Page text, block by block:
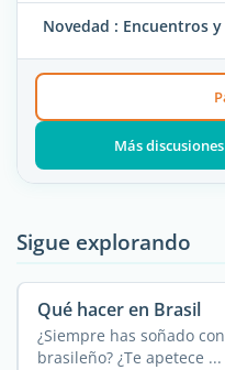
Novedad : Encuentros
Más
Sigue explorando
Qué hacer en Brasil
¿Siempre has soñado
brasileño? ¿Te apetece ...